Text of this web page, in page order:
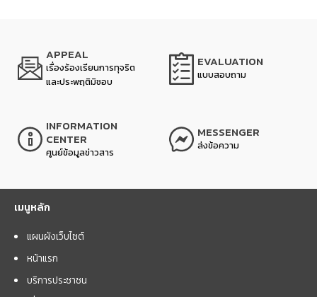
APPEAL
เรื่องร้องเรียนการทุจริต
และประพฤติมิชอบ
EVALUATION
แบบสอบถาม
INFORMATION
CENTER
ศูนย์ข้อมูลข่าวสาร
MESSENGER
ส่งข้อความ
เมนูหลัก
แผนผังเว็บไซต์
หน้าแรก
บริการประชาชน